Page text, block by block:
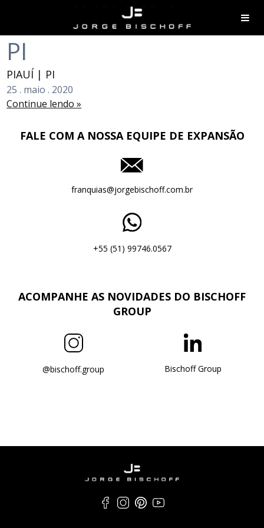
PI
PIAUÍ | PI
25 . maio . 2020
Continue lendo »
FALE COM A NOSSA EQUIPE DE EXPANSÃO
franquias@jorgebischoff.com.br
+55 (51) 99746.0567
ACOMPANHE AS NOVIDADES DO BISCHOFF
GROUP
@bischoff.group Bischoff Group